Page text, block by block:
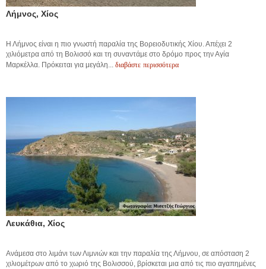
Λήμνος, Χίος
Η Λήμνος είναι η πιο γνωστή παραλία της Βορειοδυτικής Χίου. Απέχει 2
χιλιόμετρα από τη Βολισσό και τη συναντάμε στο δρόμο προς την Αγία
Μαρκέλλα. Πρόκειται για μεγάλη... διαβάστε περισσότερα
Λευκάθια, Χίος
Ανάμεσα στο λιμάνι των Λιμνιών και την παραλία της Λήμνου, σε απόσταση 2
χιλιομέτρων από το χωριό της Βολισσού, βρίσκεται μια από τις πιο αγαπημένες